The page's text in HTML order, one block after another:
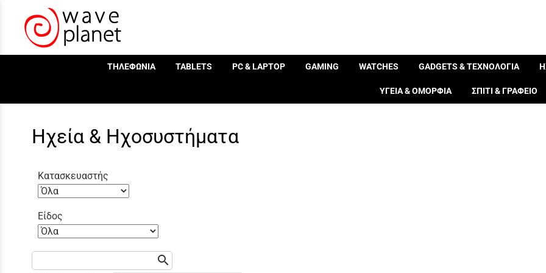
ΤΗΛΕΦΩΝΙΑ TABLETS PC & LAPTOP GAMING WATCHES GADGETS & ΤΕΧΝΟΛΟΓΙΑ
ΥΓΕΙΑ & ΟΜΟΡΦΙΑ ΣΠΙΤΙ & ΓΡΑΦΕΙΟ
Ηχεία & Ηχοσυστήματα
Κατασκευαστής
Είδος
search